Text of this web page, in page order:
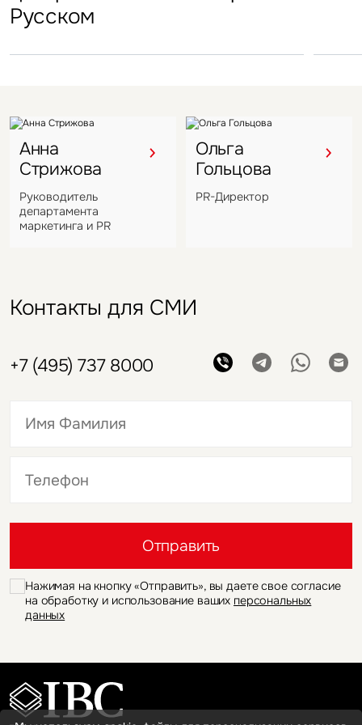
Русском
под управление компании
Анна
Стрижова
Руководитель
департамента
маркетинга и PR
Ольга
Гольцова
PR-Директор
Контакты для СМИ
+7 (495) 737 8000
Отправить
Нажимая на кнопку «Отправить», вы даете свое согласие
на обработку и использование ваших персональных
данных